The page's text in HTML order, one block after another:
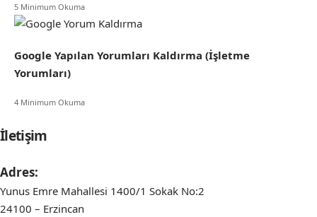
5 Minimum Okuma
Google Yapılan Yorumları Kaldırma (İşletme
Yorumları)
4 Minimum Okuma
İletişim
Adres:
Yunus Emre Mahallesi 1400/1 Sokak No:2
24100 – Erzincan